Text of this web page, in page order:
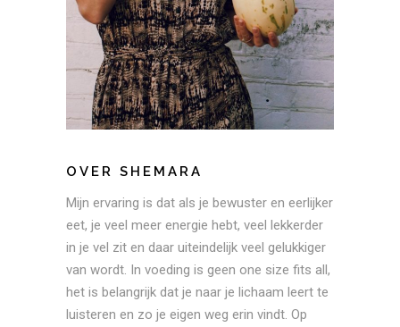
OVER SHEMARA
Mijn ervaring is dat als je bewuster en eerlijker
eet, je veel meer energie hebt, veel lekkerder
in je vel zit en daar uiteindelijk veel gelukkiger
van wordt. In voeding is geen one size fits all,
het is belangrijk dat je naar je lichaam leert te
luisteren en zo je eigen weg erin vindt. Op